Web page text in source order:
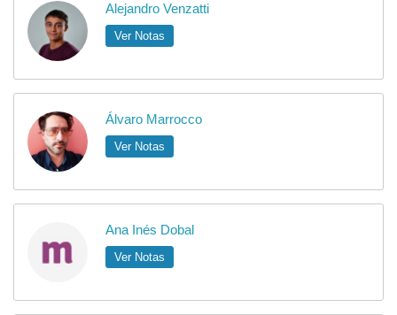
Alejandro Venzatti
Ver Notas
Álvaro Marrocco
Ver Notas
Ana Inés Dobal
Ver Notas